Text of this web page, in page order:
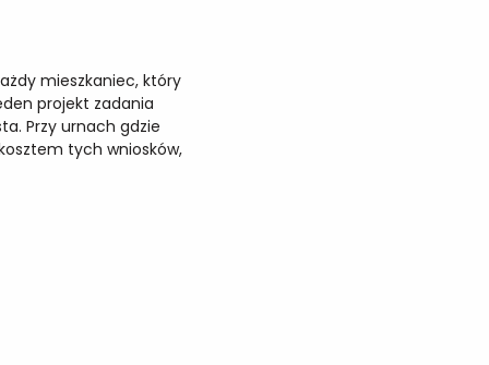
mieszkaniec, który
projekt zadania
Przy urnach gdzie
tych wniosków,